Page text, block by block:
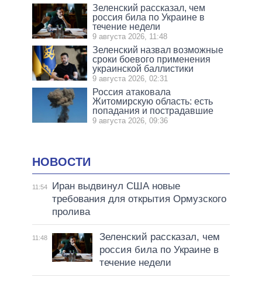
Зеленский рассказал, чем
россия била по Украине в
течение недели
9 августа 2026, 11:48
Зеленский назвал возможные
сроки боевого применения
украинской баллистики
9 августа 2026, 02:31
Россия атаковала
Житомирскую область: есть
попадания и пострадавшие
9 августа 2026, 09:36
НОВОСТИ
11:54
Иран выдвинул США новые
требования для открытия Ормузского
пролива
11:48
Зеленский рассказал, чем
россия била по Украине в
течение недели